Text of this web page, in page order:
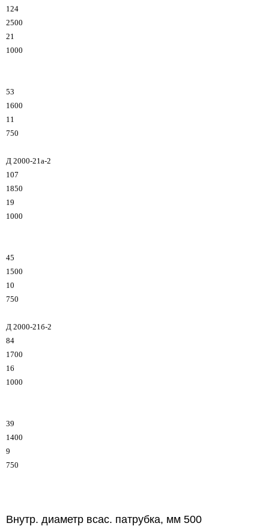
124
2500
21
1000
53
1600
11
750
Д 2000-21a-2
107
1850
19
1000
45
1500
10
750
Д 2000-21б-2
84
1700
16
1000
39
1400
9
750
Внутр. диаметр всас. патрубка, мм 500